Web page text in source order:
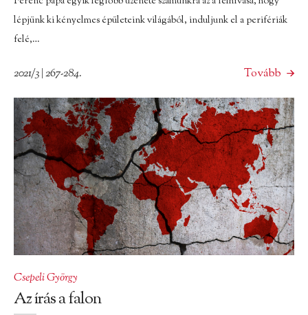
lépjünk ki kényelmes épületeink világából, induljunk el a perifériák
felé,…
2021/3 | 267-284. Tovább
Csepeli György
Az írás a falon